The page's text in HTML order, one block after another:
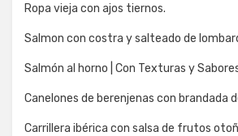
Ropa vieja con ajos tiernos.
Salmon con costra y salteado de
Salmón al horno | Con Texturas y
Canelones de berenjenas con brandada
Carrillera ibérica con salsa de frutos